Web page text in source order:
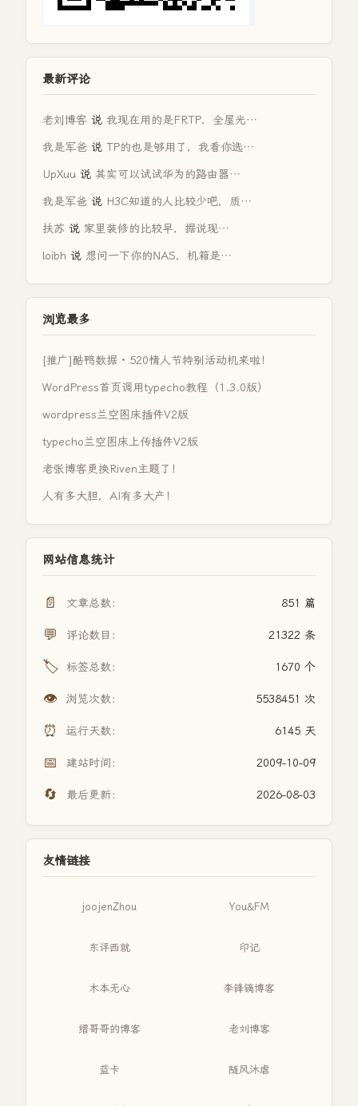
最新评论
老刘博客 说 我现在用的是FRTP，全屋光…
我是军爸 说 TP的也是够用了，我看你选…
UpXuu 说 其实可以试试华为的路由器…
我是军爸 说 H3C知道的人比较少吧，质…
扶苏 说 家里装修的比较早，据说现…
loibh 说 想问一下你的NAS，机箱是…
浏览最多
[推广]酷鸭数据 · 520情人节特别活动机来啦！
WordPress首页调用typecho教程（1.3.0版）
wordpress兰空图床插件V2版
typecho兰空图床上传插件V2版
老张博客更换Riven主题了！
人有多大胆，AI有多大产！
网站信息统计
📄 文章总数： 851 篇
💬 评论数目： 21322 条
🏷️ 标签总数： 1670 个
👁️ 浏览次数： 5538451 次
⏰ 运行天数： 6145 天
📅 建站时间： 2009-10-09
🔄 最后更新： 2026-08-03
友情链接
joojenZhou You&FM
东评西就 印记
木本无心 李锋镝博客
缙哥哥的博客 老刘博客
蓝卡 随风沐虐